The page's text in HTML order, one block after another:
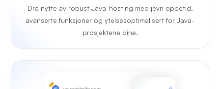
Dra nytte av robust Java-hosting med jevn oppetid,
avanserte funksjoner og ytelsesoptimalisert for Java-
prosjektene dine.